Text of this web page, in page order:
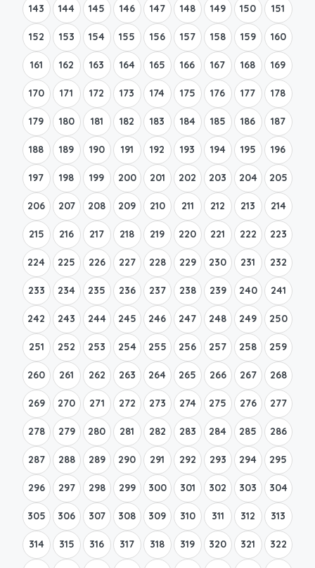
143 144 145 146 147 148 149 150 151
152 153 154 155 156 157 158 159 160
161 162 163 164 165 166 167 168 169
170 171 172 173 174 175 176 177 178
179 180 181 182 183 184 185 186 187
188 189 190 191 192 193 194 195 196
197 198 199 200 201 202 203 204 205
206 207 208 209 210 211 212 213 214
215 216 217 218 219 220 221 222 223
224 225 226 227 228 229 230 231 232
233 234 235 236 237 238 239 240 241
242 243 244 245 246 247 248 249 250
251 252 253 254 255 256 257 258 259
260 261 262 263 264 265 266 267 268
269 270 271 272 273 274 275 276 277
278 279 280 281 282 283 284 285 286
287 288 289 290 291 292 293 294 295
296 297 298 299 300 301 302 303 304
305 306 307 308 309 310 311 312 313
314 315 316 317 318 319 320 321 322